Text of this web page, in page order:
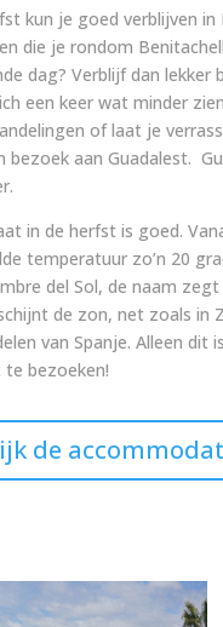
kun je goed verblijven in
die je rondom
dag? Verblijf dan
een keer wat minder
of laat je
bezoek aan Guadalest.
in de herfst is goed.
temperatuur zo’n 20
del Sol, de naam zegt
de zon, net zoals in
van Spanje. Alleen dit
bezoeken!
de